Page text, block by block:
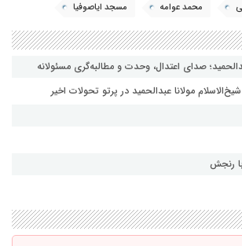
محمد عوامه مسجد ایاصوفیا
صدای اعتدال، وحدت و مطالبه‌گری مسئولانه
مولانا عبدالحمید در پرتو تحولات اخیر
رنجش